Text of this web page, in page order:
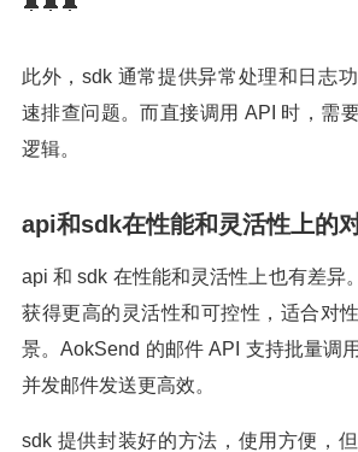
🔔🔔🔔
此外，sdk 通常提供异常处理和日志
速排查问题。而直接调用 API 时，需
逻辑。
api和sdk在性能和灵活性上的
api 和 sdk 在性能和灵活性上也有差异
获得更高的灵活性和可控性，适合对
景。AokSend 的邮件 API 支持批量调
并发邮件发送更高效。
sdk 提供封装好的方法，使用方便，